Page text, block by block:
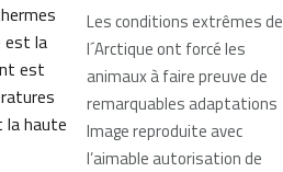
Les conditions extrêmes de
l´Arctique ont forcé les
animaux à faire preuve de
remarquables adaptations
Image reproduite avec
l’aimable autorisation de
est la
est
la haute